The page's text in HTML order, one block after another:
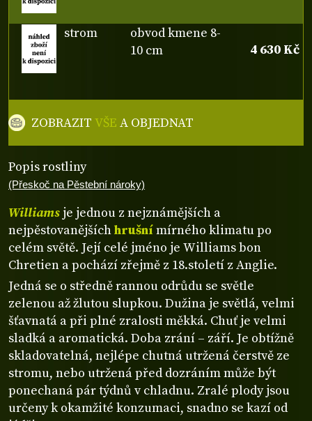
Popis rostliny
(Přeskoč na Pěstební nároky)
Williams je jednou z nejznámějších a
nejpěstovanějšíchhrušnímírného klimatu po
celém světě. Její celé jméno je Williams bon
Chretien a pochází zřejmě z 18.století z Anglie.
Jedná se o středně rannou odrůdu se světle
zelenou až žlutou slupkou. Dužina je světlá, velmi
šťavnatá a při plné zralosti měkká. Chuť je velmi
sladká a aromatická. Doba zrání – září. Je obtížně
skladovatelná, nejlépe chutná utržená čerstvě ze
stromu, nebo utržená před dozráním může být
ponechaná pár týdnů v chladnu. Zralé plody jsou
určeny k okamžité konzumaci, snadno se kazí od
strom
obvod kmene 8-
10 cm
4 630 Kč
ZOBRAZITVŠE A OBJEDNAT